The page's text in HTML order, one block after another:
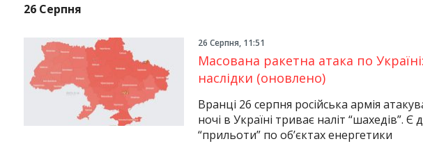
26 Серпня
26 Серпня, 11:51
Масована ракетна атака по
наслідки (оновлено)
Вранці 26 серпня російська армія
ночі в Україні триває наліт “шахедів”. Є
“прильоти” по об’єктах енергетики